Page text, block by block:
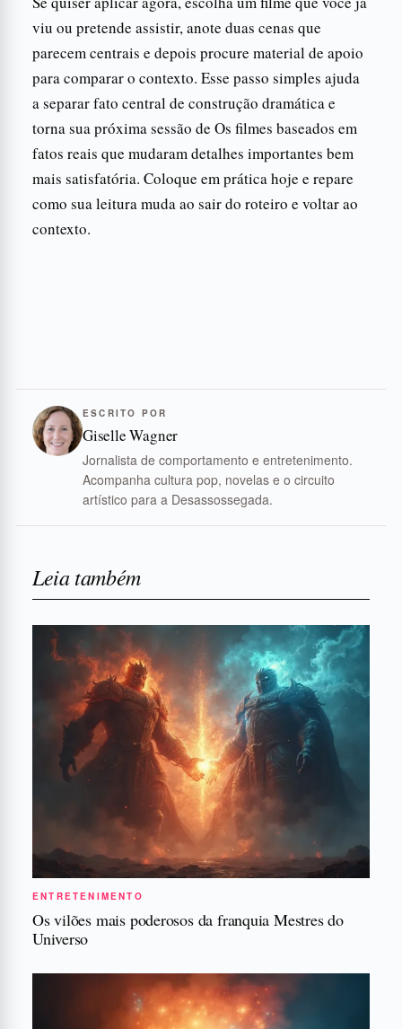
viu ou pretende assistir, anote duas cenas que
parecem centrais e depois procure material de apoio
para comparar o contexto. Esse passo simples ajuda
a separar fato central de construção dramática e
torna sua próxima sessão de Os filmes baseados em
fatos reais que mudaram detalhes importantes bem
mais satisfatória. Coloque em prática hoje e repare
como sua leitura muda ao sair do roteiro e voltar ao
contexto.
ESCRITO POR
Giselle Wagner
Jornalista de comportamento e entretenimento.
Acompanha cultura pop, novelas e o circuito
artístico para a Desassossegada.
Leia também
ENTRETENIMENTO
Os vilões mais poderosos da franquia Mestres do
Universo